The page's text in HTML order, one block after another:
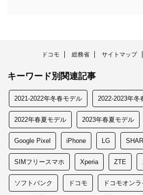
ドコモ 総務省 サイトマップ
キーワード別関連記事
2021-2022年冬春モデル 2022-2023年冬
2022年春夏モデル 2023年春夏モデル
Google Pixel iPhone LG
SIMフリースマホ Xperia ZTE
ソフトバンク ドコモ ドコモオン